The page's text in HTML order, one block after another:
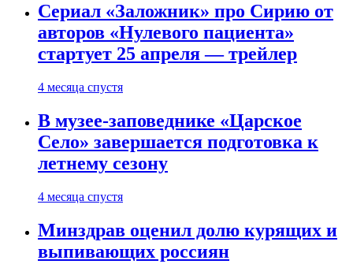
Сериал «Заложник» про Сирию от
авторов «Нулевого пациента»
стартует 25 апреля — трейлер
4 месяца спустя
В музее-заповеднике «Царское
Село» завершается подготовка к
летнему сезону
4 месяца спустя
Минздрав оценил долю курящих и
выпивающих россиян